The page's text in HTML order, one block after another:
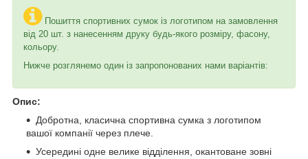
Пошиття спортивних сумок із логотипом на замовлення
від 20 шт. з нанесенням друку будь-якого розміру, фасону,
кольору.
Нижче розглянемо один із запропонованих нами варіантів:
Опис:
Добротна, класична спортивна сумка з логотипом
вашої компанії через плече.
Усередині одне велике відділення, окантоване зовні